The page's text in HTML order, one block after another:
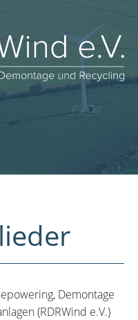
Demontage
(RDRWind e.V.)